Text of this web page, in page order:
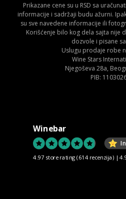
Prikazane cene su u RSD sa
informacije i sadržaji budu ažurni.
su sve navedene informacije ili
Korišćenje bilo kog dela sajta nije
dozvole i pisane
Uslugu prodaje robe
Wine Stars
Njegoševa 28a,
PIB:
Winebar
4.97 store rating (614 recenzija) |